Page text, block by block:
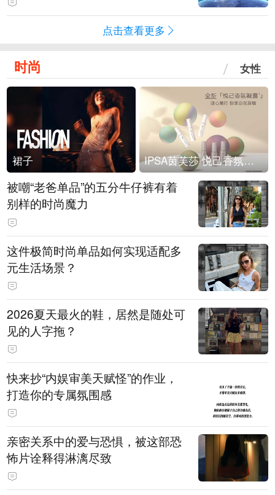
点击查看更多
时尚 女性
裙子 IPSA茵芙莎 悦己香氛凝露上市
被嘲“老爸单品”的五分牛仔裤有着
别样的时尚魔力
这件极简时尚单品如何实现适配多
元生活场景？
2026夏天最火的鞋，居然是随处可
见的人字拖？
快来抄“内娱审美天赋怪”的作业，
打造你的专属氛围感
亲密关系中的爱与恐惧，被这部恐
怖片诠释得淋漓尽致